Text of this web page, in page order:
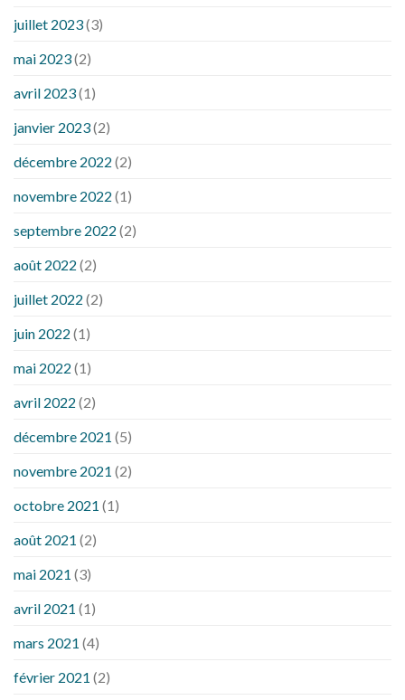
juillet 2023(3)
mai 2023(2)
avril 2023(1)
janvier 2023(2)
décembre 2022 (2)
novembre 2022 (1)
septembre 2022 (2)
août 2022 (2)
juillet 2022 (2)
juin 2022 (1)
mai 2022 (1)
avril 2022 (2)
décembre 2021 (5)
novembre 2021 (2)
octobre 2021 (1)
août 2021 (2)
mai 2021 (3)
avril 2021 (1)
mars 2021 (4)
février 2021 (2)